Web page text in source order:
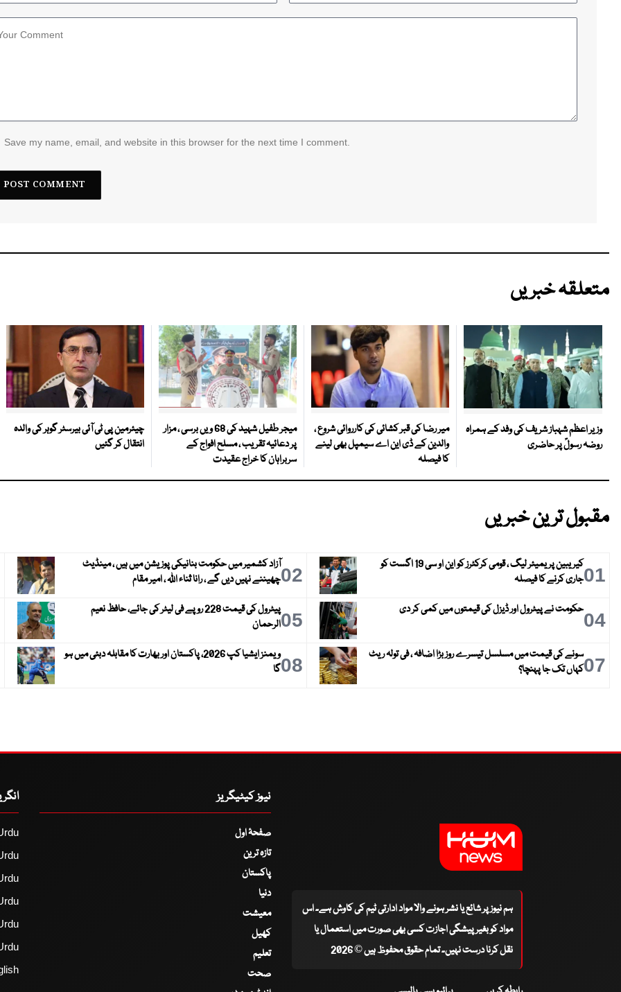
Save my name, email, and website in this browser for the next time I comment.
متعلقہ خبریں
وزیر اعظم شہباز شریف کی وفد کے ہمراہ
روضہ رسولؐ پر حاضری
میر رضا کی قبر کشائی کی کارروائی شروع ،
والدین کے ڈی این اے سیمپل بھی لینے
کا فیصلہ
میجر طفیل شہید کی 68 ویں برسی ، مزار
پر دعائیہ تقریب ، مسلح افواج کے
سربراہان کا خراج عقیدت
چیئرمین پی ٹی آئی بیرسٹر گوہر کی والدہ
انتقال کر گئیں
مقبول ترین خبریں
01
کیریبین پریمیئر لیگ ، قومی کرکٹرز کو این او سی 19 اگست کو
جاری کرنے کا فیصلہ
02آزاد کشمیر میں حکومت بنانیکی پوزیشن میں ہیں ، مینڈیٹ
چھیننے نہیں دیں گے ، رانا ثناء اللہ ، امیر مقام
04حکومت نے پیٹرول اور ڈیزل کی قیمتوں میں کمی کر دی 05
پیٹرول کی قیمت 228 روپے فی لیٹر کی جائے، حافظ نعیم
الرحمان
07سونے کی قیمت میں مسلسل تیسرے روز بڑا اضافہ ، فی تولہ ریٹ
کہاں تک جا پہنچا؟
08
ویمنز ایشیا کپ 2026، پاکستان اور بھارت کا مقابلہ دبئی میں ہو
گا
ہم نیوز پر شائع یا نشر ہونے والا مواد ادارتی ٹیم کی کاوش ہے۔ اس
مواد کو بغیر پیشگی اجازت کسی بھی صورت میں استعمال یا
نقل کرنا درست نہیں۔ تمام حقوق محفوظ ہیں © 2026
نیوز کیٹیگریز
صفحۂ اول
تازہ ترین
پاکستان
دنیا
معیشت
کھیل
تعلیم
صحت